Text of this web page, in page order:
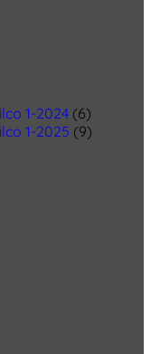
1-2024 (6)
1-2025 (9)